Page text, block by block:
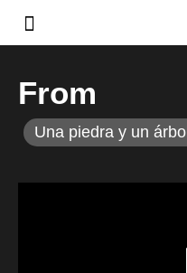
From
Una piedra y un árbol